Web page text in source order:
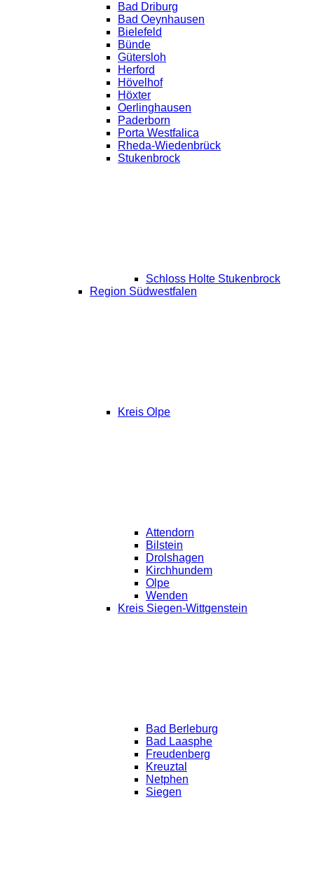
Bad Driburg
Bad Oeynhausen
Bielefeld
Bünde
Gütersloh
Herford
Hövelhof
Höxter
Oerlinghausen
Paderborn
Porta Westfalica
Rheda-Wiedenbrück
Stukenbrock
Schloss Holte Stukenbrock
Region Südwestfalen
Kreis Olpe
Attendorn
Bilstein
Drolshagen
Kirchhundem
Olpe
Wenden
Kreis Siegen-Wittgenstein
Bad Berleburg
Bad Laasphe
Freudenberg
Kreuztal
Netphen
Siegen